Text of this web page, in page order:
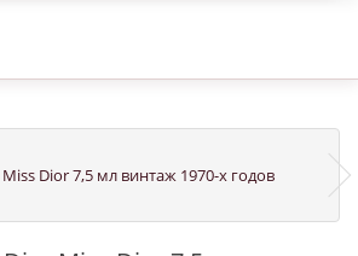
Dior 7,5 мл винтаж 1970-х годов